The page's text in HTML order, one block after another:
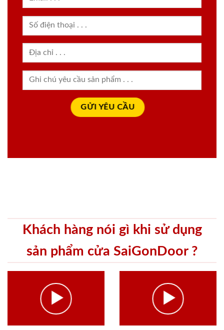
Khách hàng nói gì khi sử dụng
sản phẩm cửa SaiGonDoor ?